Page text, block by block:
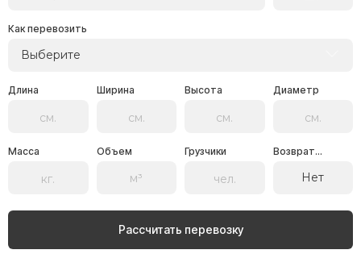
Как перевозить
Выберите
Длина Ширина Высота Диаметр
Масса Объем Грузчики Возврат...
Нет
Рассчитать перевозку